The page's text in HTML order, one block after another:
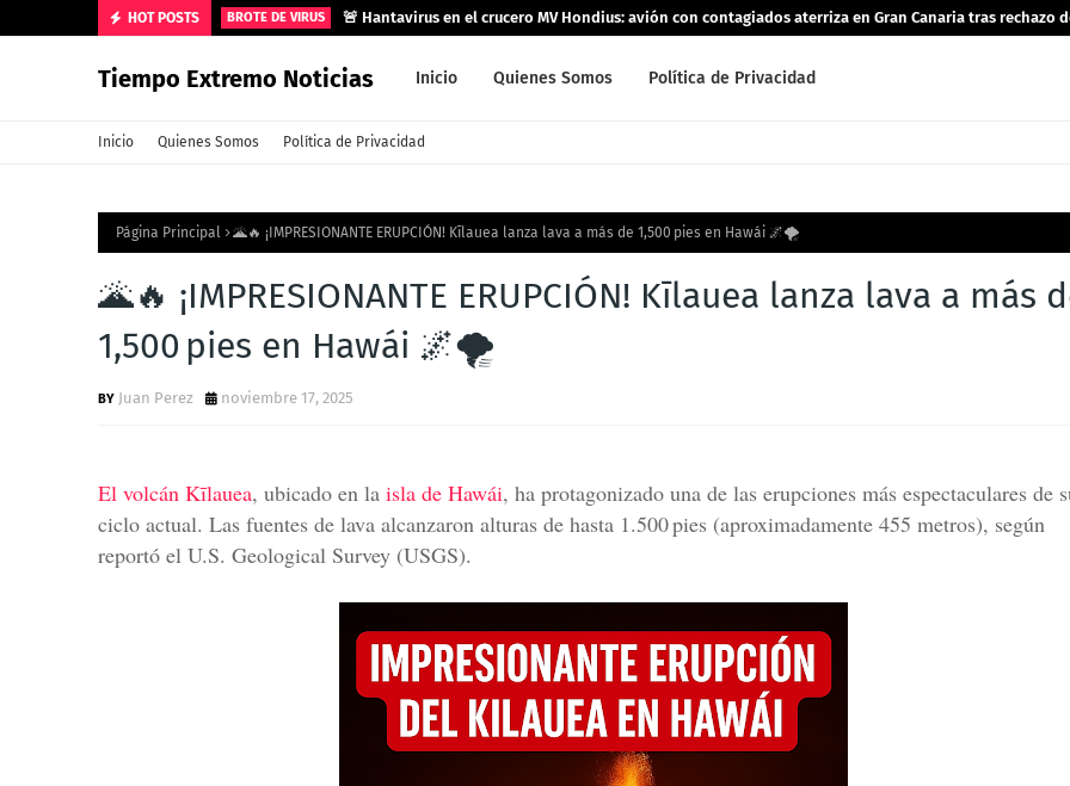
HOT POSTS BROTE DE VIRUS 🚨 Hantavirus en el crucero MV Hondius: avión con contagiados aterriza en Gran Canaria tras rechazo
Tiempo Extremo Noticias Inicio Quienes Somos Política de Privacidad
Inicio Quienes Somos Política de Privacidad
Página Principal 🌋🔥 ¡IMPRESIONANTE ERUPCIÓN! Kīlauea lanza lava a más de 1,500 pies en Hawái 🌌🌪️
🌋🔥 ¡IMPRESIONANTE ERUPCIÓN! Kīlauea lanza lava a más
1,500 pies en Hawái 🌌🌪️
Juan Perez noviembre 17, 2025
El volcán Kīlauea, ubicado en la isla de Hawái, ha protagonizado una de las erupciones más espectaculares de
ciclo actual. Las fuentes de lava alcanzaron alturas de hasta 1.500 pies (aproximadamente 455 metros), según
reportó el U.S. Geological Survey (USGS).